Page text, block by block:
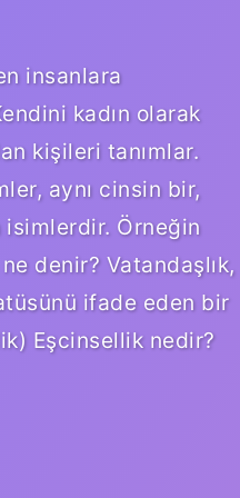
insanlara
kadın olarak
kişileri tanımlar.
aynı cinsin bir,
isimlerdir. Örneğin
denir? Vatandaşlık,
ifade eden bir
Eşcinsellik nedir?